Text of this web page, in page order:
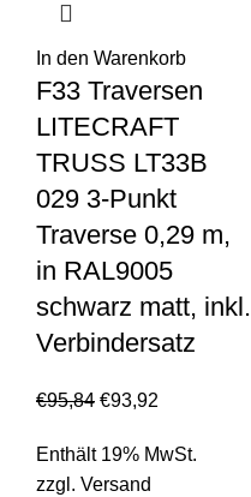
In den Warenkorb
F33 Traversen
LITECRAFT
TRUSS LT33B
029 3-Punkt
Traverse 0,29 m,
in RAL9005
schwarz matt, inkl.
Verbindersatz
€95,84 €93,92
Enthält 19% MwSt.
zzgl. Versand